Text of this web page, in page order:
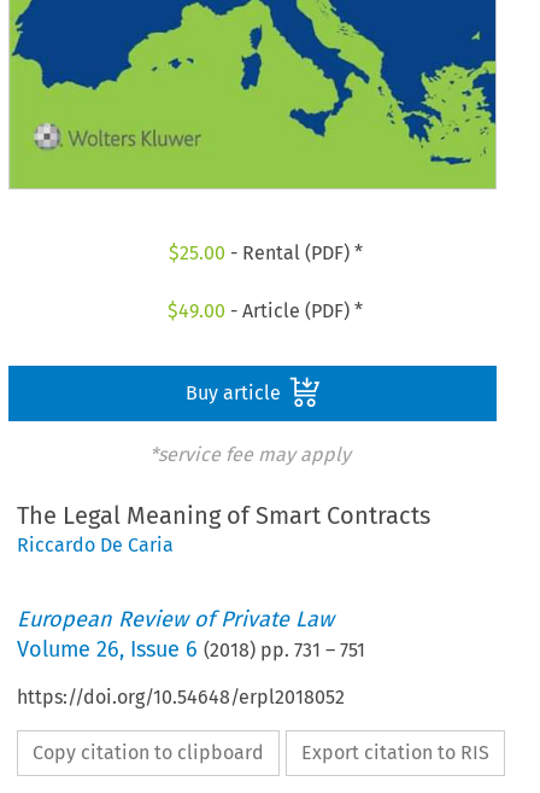
$25.00 - Rental (PDF) *
$49.00 - Article (PDF) *
Buy article
*service fee may apply
The Legal Meaning of Smart Contracts
Riccardo De Caria
European Review of Private Law
Volume26, Issue 6 (2018) pp.731 –751
https://doi.org/10.54648/erpl2018052
Copy citation to clipboard Export citation to RIS